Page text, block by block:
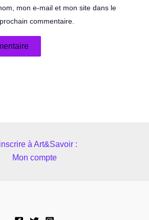
mon e-mail et mon site dans le
commentaire.
à Art&Savoir :
Mon compte